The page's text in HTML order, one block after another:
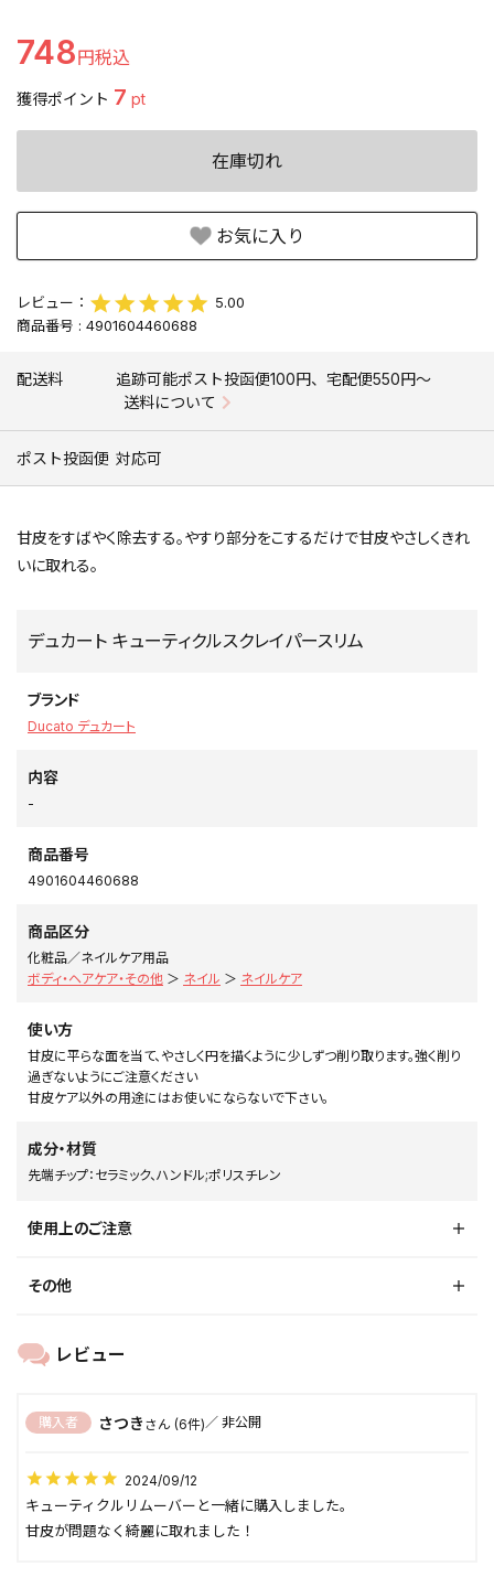
748
獲得ポイント 7 pt
在庫切れ
お気に入り
5.00
商品番号
4901604460688
配送料
追跡可能ポスト投函便100円、宅配便550円〜
送料について
ポスト投函便 対応可
甘皮をすばやく除去する。やすり部分をこするだけで甘皮やさしくきれ
いに取れる。
デュカート キューティクルスクレイパースリム
ブランド
Ducato デュカート
内容
-
商品番号
4901604460688
商品区分
化粧品／ネイルケア用品
ボディ・ヘアケア・その他 ＞ ネイル ＞ ネイルケア
使い方
甘皮に平らな面を当て、やさしく円を描くように少しずつ削り取ります。強く削り
過ぎないようにご注意ください
甘皮ケア以外の用途にはお使いにならないで下さい。
成分・材質
先端チップ：セラミック、ハンドル;ポリスチレン
使用上のご注意
その他
さつき 6
購入者 非公開
2024/09/12
キューティクルリムーバーと一緒に購入しました。
甘皮が問題なく綺麗に取れました！